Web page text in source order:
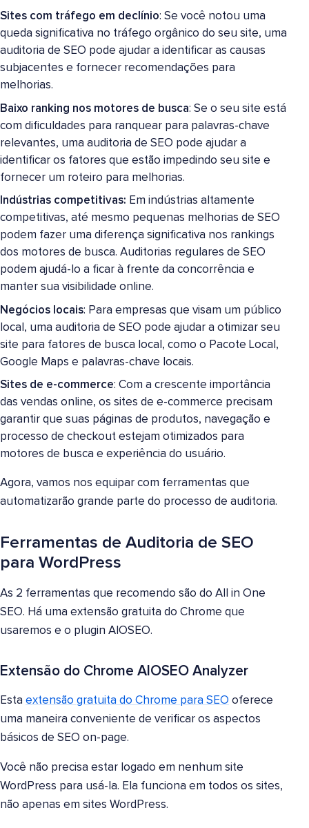
Sites com tráfego em declínio: Se você notou uma
queda significativa no tráfego orgânico do seu site, uma
auditoria de SEO pode ajudar a identificar as causas
subjacentes e fornecer recomendações para
melhorias.
Baixo ranking nos motores de busca: Se o seu site está
com dificuldades para ranquear para palavras-chave
relevantes, uma auditoria de SEO pode ajudar a
identificar os fatores que estão impedindo seu site e
fornecer um roteiro para melhorias.
Indústrias competitivas: Em indústrias altamente
competitivas, até mesmo pequenas melhorias de SEO
podem fazer uma diferença significativa nos rankings
dos motores de busca. Auditorias regulares de SEO
podem ajudá-lo a ficar à frente da concorrência e
manter sua visibilidade online.
Negócios locais: Para empresas que visam um público
local, uma auditoria de SEO pode ajudar a otimizar seu
site para fatores de busca local, como o Pacote Local,
Google Maps e palavras-chave locais.
Sites de e-commerce: Com a crescente importância
das vendas online, os sites de e-commerce precisam
garantir que suas páginas de produtos, navegação e
processo de checkout estejam otimizados para
motores de busca e experiência do usuário.
Agora, vamos nos equipar com ferramentas que
automatizarão grande parte do processo de auditoria.
Ferramentas de Auditoria de SEO
para WordPress
As 2 ferramentas que recomendo são do All in One
SEO. Há uma extensão gratuita do Chrome que
usaremos e o plugin AIOSEO.
Extensão do Chrome AIOSEO Analyzer
Esta extensão gratuita do Chrome para SEO oferece
uma maneira conveniente de verificar os aspectos
básicos de SEO on-page.
Você não precisa estar logado em nenhum site
WordPress para usá-la. Ela funciona em todos os sites,
não apenas em sites WordPress.